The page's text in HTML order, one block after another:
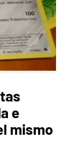
e
mismo